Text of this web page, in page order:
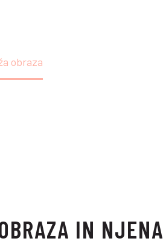
obraza
IN NJENA